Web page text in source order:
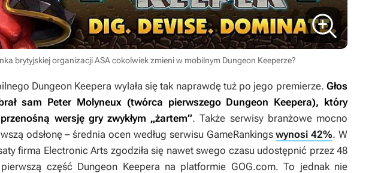
brytyjskiej organizacji ASA cokolwiek zmieni w mobilnym Dungeon Keeperze?
Dungeon Keepera wylała się tak naprawdę tuż po jego premierze.Głos
sam Peter Molyneux (twórca pierwszego Dungeon Keepera), który
wersję gry zwykłym „żartem”. Także serwisy branżowe mocno
odsłonę – średnia ocen według serwisu GameRankingswynosi 42%. W
firma Electronic Arts zgodziła się nawet swego czasu udostępnić przez 48
część Dungeon Keepera na platformie GOG.com. To jednak nie